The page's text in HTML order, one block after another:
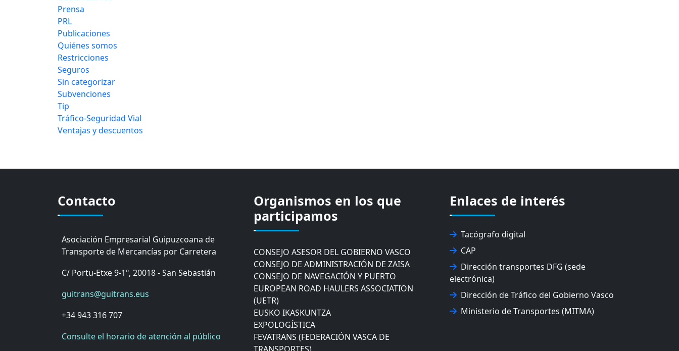
Prensa
PRL
Publicaciones
Quiénes somos
Restricciones
Seguros
Sin categorizar
Subvenciones
Tip
Tráfico-Seguridad Vial
Ventajas y descuentos
Contacto
Asociación Empresarial Guipuzcoana de
Transporte de Mercancías por Carretera
C/ Portu-Etxe 9-1º, 20018 - San Sebastián
guitrans@guitrans.eus
+34 943 316 707
Consulte el horario de atención al público
Organismos en los que
participamos
CÁMARA DE COMERCIO DE GIPUZKOA
COMISIÓN ASESORA DE MOVILIDAD DEL
AYUNTAMIENTO DE DONOSTIA
CONSEJO ASESOR DEL GOBIERNO VASCO
CONSEJO DE ADMINISTRACIÓN DE ZAISA
CONSEJO DE NAVEGACIÓN Y PUERTO
EUROPEAN ROAD HAULERS ASSOCIATION
(UETR)
EUSKO IKASKUNTZA
EXPOLOGÍSTICA
FEVATRANS (FEDERACIÓN VASCA DE
TRANSPORTES)
Enlaces de interés
Tacógrafo digital
CAP
Dirección transportes DFG (sede
electrónica)
Dirección de Tráfico del Gobierno Vasco
Ministerio de Transportes (MITMA)